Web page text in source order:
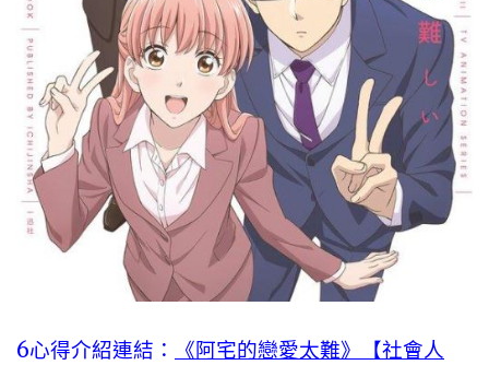
6心得介紹連結：
《阿宅的戀愛太難》【社會人